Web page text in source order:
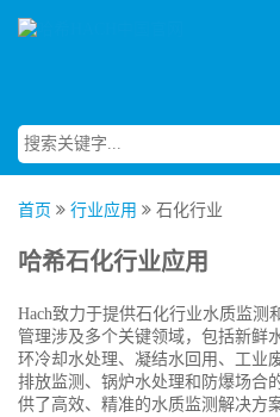
首页 行业应用 石化行业
哈希石化行业应用
Hach致力于提供石化行业水质监测
管理涉及多个关键领域，包括新鲜
环冷却水处理、凝结水回用、工业
排放监测、锅炉水处理和防爆场合
供了高效、精准的水质监测解决方